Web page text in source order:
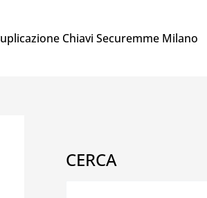
Chiavi Securemme Milano
CERCA